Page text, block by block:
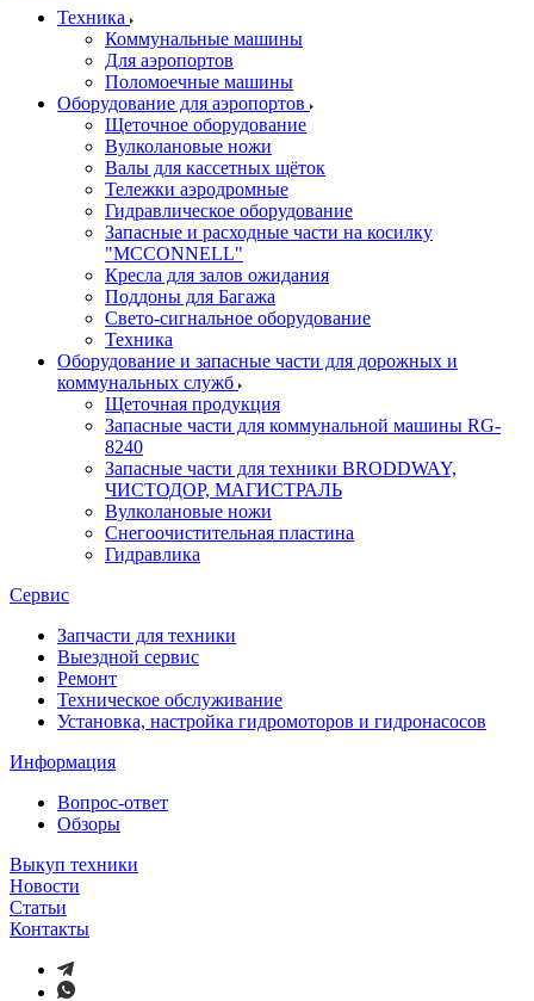
Техника
Коммунальные машины
Для аэропортов
Поломоечные машины
Оборудование для аэропортов
Щеточное оборудование
Вулколановые ножи
Валы для кассетных щёток
Тележки аэродромные
Гидравлическое оборудование
Запасные и расходные части на косилку
"MCCONNELL"
Кресла для залов ожидания
Поддоны для Багажа
Свето-сигнальное оборудование
Техника
Оборудование и запасные части для дорожных и
коммунальных служб
Щеточная продукция
Запасные части для коммунальной машины RG-
8240
Запасные части для техники BRODDWAY,
ЧИСТОДОР, МАГИСТРАЛЬ
Вулколановые ножи
Снегоочистительная пластина
Гидравлика
Сервис
Запчасти для техники
Выездной сервис
Ремонт
Техническое обслуживание
Установка, настройка гидромоторов и гидронасосов
Информация
Вопрос-ответ
Обзоры
Выкуп техники
Новости
Статьи
Контакты